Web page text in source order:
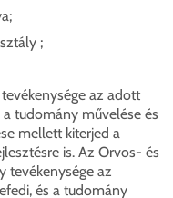
;
az adott
tudomány művelése és
mellett kiterjed a
is. Az Orvos- és
tevékenysége az
és a tudomány